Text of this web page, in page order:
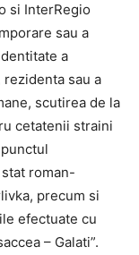
si InterRegio
sau a
a
sau a
scutirea de la
cetatenii straini
roman-
precum si
efectuate cu
– Galati”.